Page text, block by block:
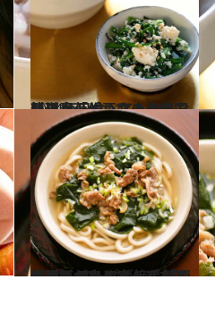
2024.4.3
簡単！「作りおき」韓国料理 毎日食べても飽きない【春菊と豆腐のナムル】レシピ
グルメ
2024.5.19
【元気が出る肉うどんレシピ】 スープが絶品「わかめビーフうどん」 韓国料理のわかめスープをアレンジ
グルメ